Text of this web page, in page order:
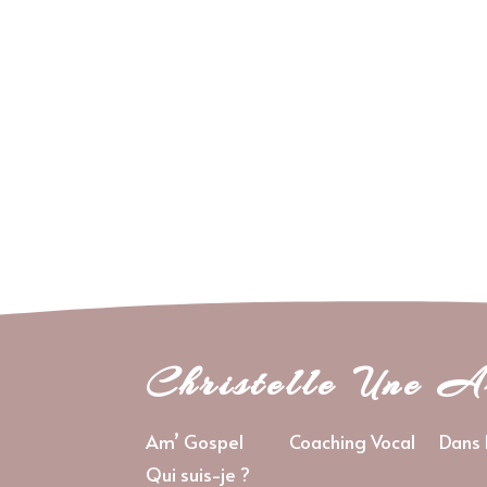
Christelle Une
Am’ Gospel Coaching Vocal
Dans
Qui suis-je ?